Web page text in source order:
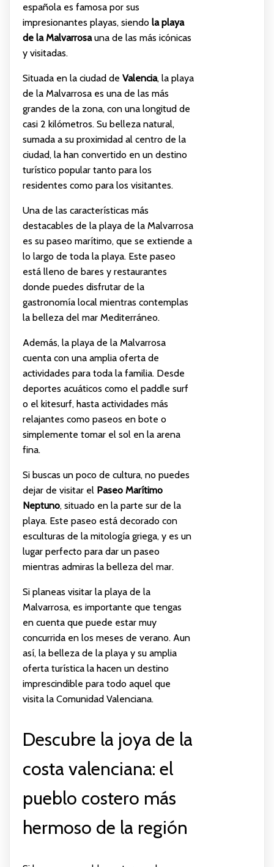
española es famosa por sus
impresionantes playas, siendo la playa
de la Malvarrosauna de las más icónicas
y visitadas.
Situada en la ciudad de Valencia, la playa
de la Malvarrosa es una de las más
grandes de la zona, con una longitud de
casi 2 kilómetros. Su belleza natural,
sumada a su proximidad al centro de la
ciudad, la han convertido en un destino
turístico popular tanto para los
residentes como para los visitantes.
Una de las características más
destacables de la playa de la Malvarrosa
es su paseo marítimo, que se extiende a
lo largo de toda la playa. Este paseo
está lleno de bares y restaurantes
donde puedes disfrutar de la
gastronomía local mientras contemplas
la belleza del mar Mediterráneo.
Además, la playa de la Malvarrosa
cuenta con una amplia oferta de
actividades para toda la familia. Desde
deportes acuáticos como el paddle surf
o el kitesurf, hasta actividades más
relajantes como paseos en bote o
simplemente tomar el sol en la arena
fina.
Si buscas un poco de cultura, no puedes
dejar de visitar el Paseo Marítimo
Neptuno, situado en la parte sur de la
playa. Este paseo está decorado con
esculturas de la mitología griega, y es un
lugar perfecto para dar un paseo
mientras admiras la belleza del mar.
Si planeas visitar la playa de la
Malvarrosa, es importante que tengas
en cuenta que puede estar muy
concurrida en los meses de verano. Aun
así, la belleza de la playa y su amplia
oferta turística la hacen un destino
imprescindible para todo aquel que
visita la Comunidad Valenciana.
Descubre la joya de la
costa valenciana: el
pueblo costero más
hermoso de la región